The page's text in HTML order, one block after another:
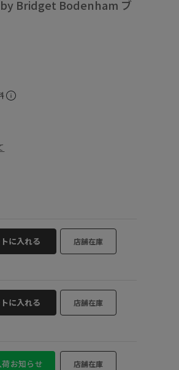
by Bridget Bodenham ブ
に入れる 店舗在庫
に入れる 店舗在庫
荷お知らせ 店舗在庫